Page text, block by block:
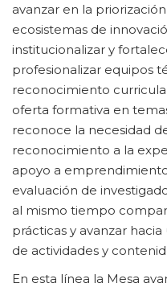
avanzar en la
ecosistemas de
institucionalizar y
profesionalizar equipos
reconocimiento
oferta formativa en
reconoce la necesidad
reconocimiento a la
apoyo a
evaluación de
al mismo tiempo
prácticas y avanzar
de actividades y
En esta línea la Mesa